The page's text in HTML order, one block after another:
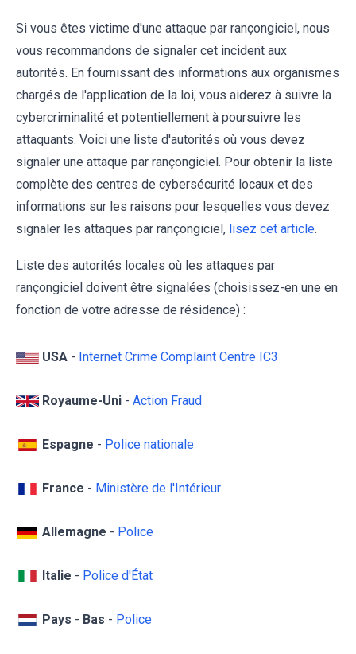
Si vous êtes victime d'une attaque par rançongiciel, nous
vous recommandons de signaler cet incident aux
autorités. En fournissant des informations aux organismes
chargés de l'application de la loi, vous aiderez à suivre la
cybercriminalité et potentiellement à poursuivre les
attaquants. Voici une liste d'autorités où vous devez
signaler une attaque par rançongiciel. Pour obtenir la liste
complète des centres de cybersécurité locaux et des
informations sur les raisons pour lesquelles vous devez
signaler les attaques par rançongiciel, lisez cet article.
Liste des autorités locales où les attaques par
rançongiciel doivent être signalées (choisissez-en une en
fonction de votre adresse de résidence) :
USA - Internet Crime Complaint Centre IC3
Royaume-Uni - Action Fraud
Espagne - Police nationale
France - Ministère de l'Intérieur
Allemagne - Police
Italie - Police d'État
Pays - Bas - Police